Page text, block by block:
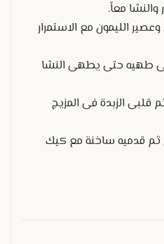
معاً.
الليمون مع الاستمرار
طهيه حتى يطهى النشا
قلبى الزبدة فى المزيج
ثم قدميه ساخنة مع كيك